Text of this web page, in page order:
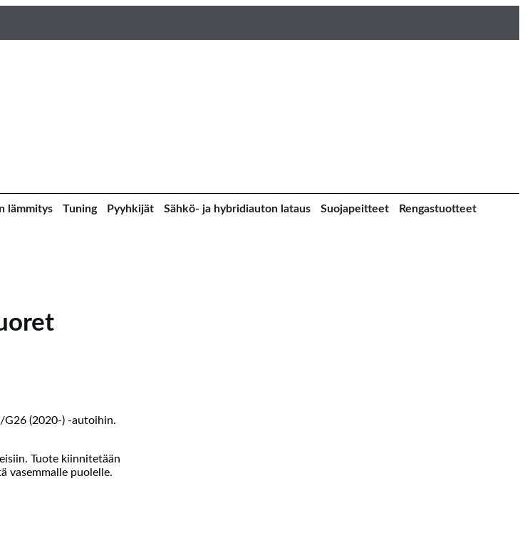
lämmitys Tuning Pyyhkijät Sähkö- ja hybridiauton lataus Suojapeitteet Rengastuotteet
(2020-) -autoihin.
Tuote kiinnitetään
vasemmalle puolelle.